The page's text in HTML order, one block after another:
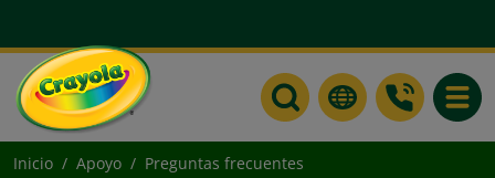
Inicio Apoyo Preguntas frecuentes